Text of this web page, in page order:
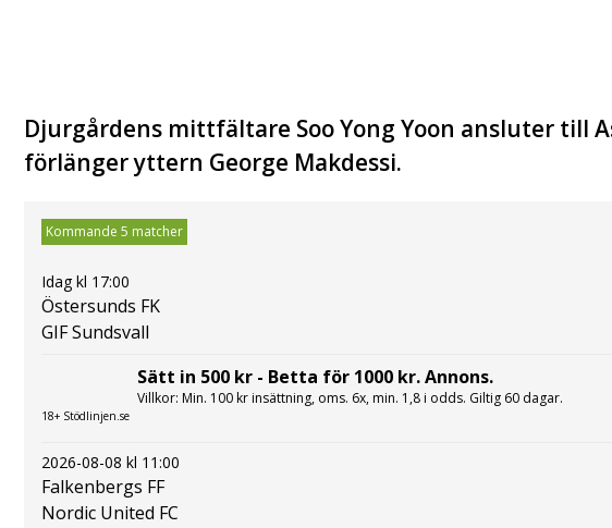
Djurgårdens mittfältare Soo Yong Yoon ansluter till
förlänger yttern George Makdessi.
Kommande 5 matcher
Idag kl 17:00
Östersunds FK
GIF Sundsvall
18+ Stödlinjen.se
Sätt in 500 kr - Betta för 1000 kr. Annons.
Villkor: Min. 100 kr insättning, oms. 6x, min. 1,8 i odds. Giltig 60 dagar.
2026-08-08 kl 11:00
Falkenbergs FF
Nordic United FC